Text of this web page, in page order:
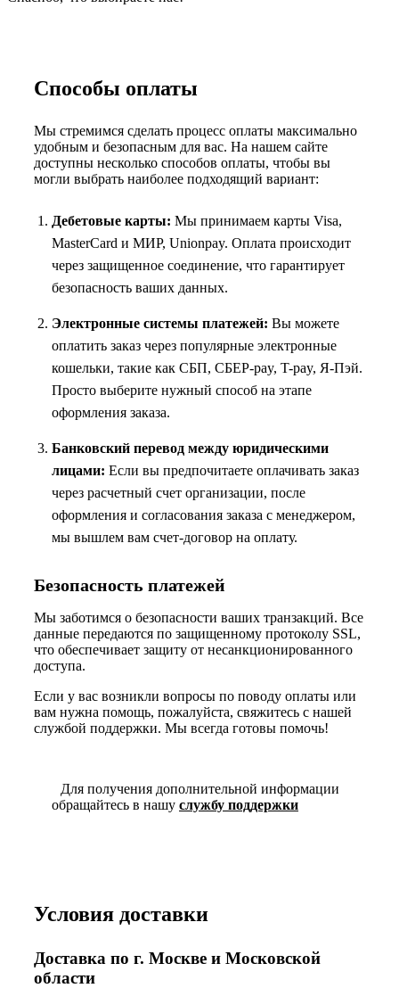
Способы оплаты
Мы стремимся сделать процесс оплаты максимально
удобным и безопасным для вас. На нашем сайте
доступны несколько способов оплаты, чтобы вы
могли выбрать наиболее подходящий вариант:
Дебетовые карты: Мы принимаем карты Visa,
MasterCard и МИР, Unionpay. Оплата происходит
через защищенное соединение, что гарантирует
безопасность ваших данных.
Электронные системы платежей: Вы можете
оплатить заказ через популярные электронные
кошельки, такие как СБП, СБЕР-pay, T-pay, Я-Пэй.
Просто выберите нужный способ на этапе
оформления заказа.
Банковский перевод между юридическими
лицами: Если вы предпочитаете оплачивать заказ
через расчетный счет организации, после
оформления и согласования заказа с менеджером,
мы вышлем вам счет-договор на оплату.
Безопасность платежей
Мы заботимся о безопасности ваших транзакций. Все
данные передаются по защищенному протоколу SSL,
что обеспечивает защиту от несанкционированного
доступа.
Если у вас возникли вопросы по поводу оплаты или
вам нужна помощь, пожалуйста, свяжитесь с нашей
службой поддержки. Мы всегда готовы помочь!
Для получения дополнительной информации
обращайтесь в нашу службу поддержки
Условия доставки
Доставка по г. Москве и Московской
области